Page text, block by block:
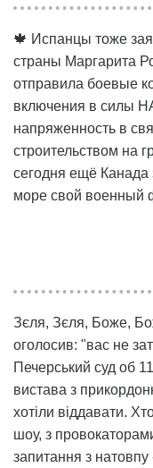
🍁 Испанцы тоже
страны Маргарита
отправила боевые
включения в силы
напряженность в
строительством на
сегодня ещё Канада
море свой военный
Зєля, Зєля, Боже,
оголосив: "вас не
Печерський суд об
вистава з
хотіли віддавати.
шоу, з
запитання з